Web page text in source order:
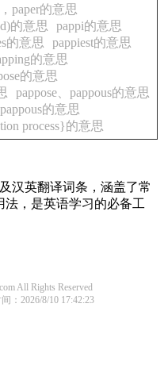
paper的意思
的意思
pappi的意思
的意思
pappiest的意思
的意思
的意思
pappose、pappous的意思
pappous的意思
process}的意思
汉英翻译词条，涵盖了常
法，是英语学习的必备工
All Rights Reserved
：2026/8/10 17:42:23